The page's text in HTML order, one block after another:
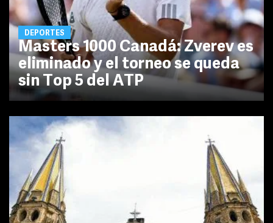
DEPORTES
Masters 1000 Canadá: Zverev es
eliminado y el torneo se queda
sin Top 5 del ATP